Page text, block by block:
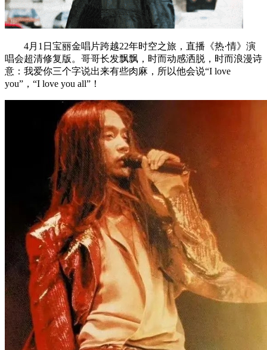
4月1日宝丽金唱片跨越22年时空之旅，直播《热·情》演
唱会超清修复版。哥哥长发飘飘，时而动感洒脱，时而浪漫诗
意：我爱你三个字说出来有些肉麻，所以他会说“I love
you”，“I love you all”！